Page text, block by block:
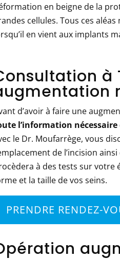
en beigne de la
cellules. Tous ces
en vient aux implants
à
d’avoir à faire une
l’information nécessaire
le Dr. Moufarrège, vous
de l’incision
à des tests sur votre
et la taille de vos seins.
PRENDRE RENDEZ-